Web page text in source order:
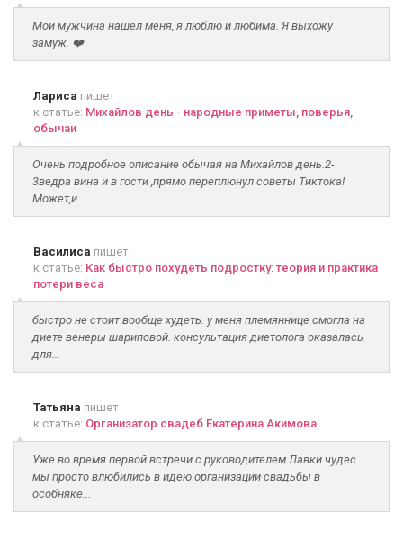
Мой мужчина нашёл меня, я люблю и любима. Я выхожу
замуж. ❤️
Лариса пишет
к статье: Михайлов день - народные приметы, поверья,
обычаи
Очень подробное описание обычая на Михайлов день.2-
3ведра вина и в гости ,прямо переплюнул советы Тиктока!
Может,и...
Василиса пишет
к статье: Как быстро похудеть подростку: теория и практика
потери веса
быстро не стоит вообще худеть. у меня племяннице смогла на
диете венеры шариповой. консультация диетолога оказалась
для...
Татьяна пишет
к статье: Организатор свадеб Екатерина Акимова
Уже во время первой встречи с руководителем Лавки чудес
мы просто влюбились в идею организации свадьбы в
особняке...